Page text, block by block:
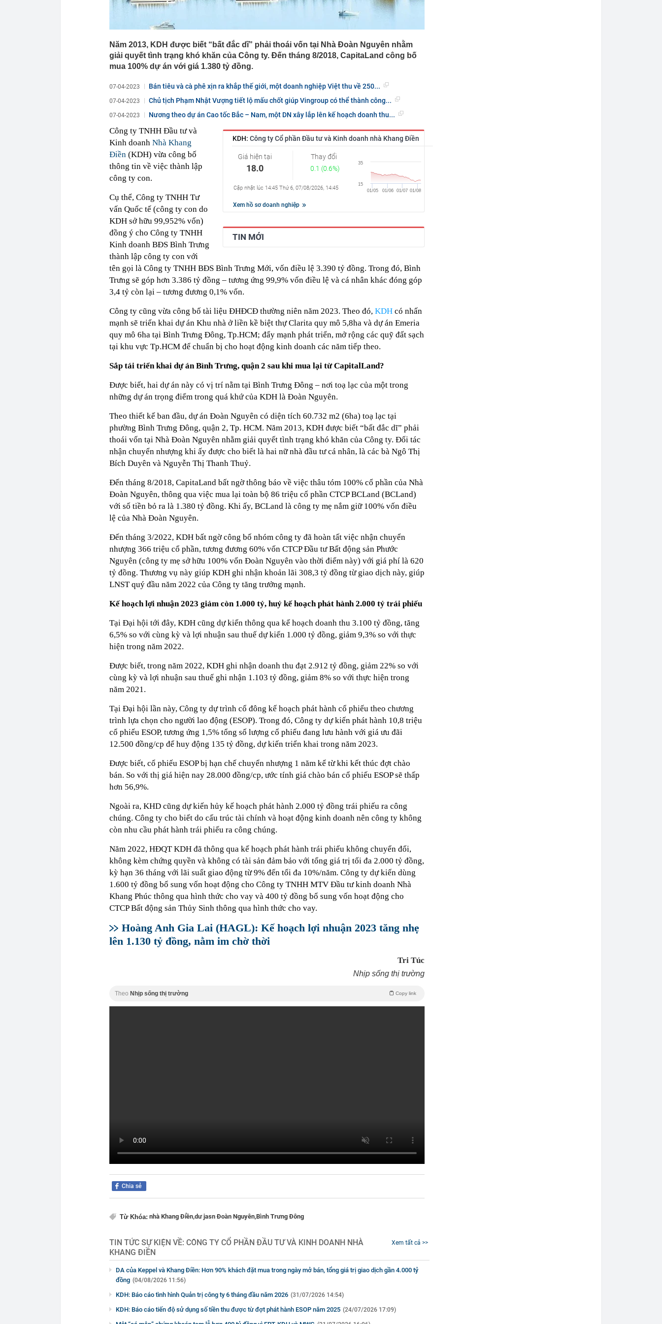
Năm 2013, KDH được biết “bất đắc dĩ” phải thoái vốn tại Nhà Đoàn Nguyên nhằm
giải quyết tình trạng khó khăn của Công ty. Đến tháng 8/2018, CapitaLand công bố
mua 100% dự án với giá 1.380 tỷ đồng.
07-04-2023 Bán tiêu và cà phê xịn ra khắp thế giới, một doanh nghiệp Việt thu về 250...
07-04-2023 Chủ tịch Phạm Nhật Vượng tiết lộ mấu chốt giúp Vingroup có thể thành công...
07-04-2023 Nương theo dự án Cao tốc Bắc – Nam, một DN xây lắp lên kế hoạch doanh thu...
KDH: Công ty Cổ phần Đầu tư và Kinh doanh nhà Khang Điền
Giá hiện tại
18.0
Thay đổi
0.1 (0.6%)
Cập nhật lúc 14:45 Thứ 6, 07/08/2026, 14:45
Xem hồ sơ doanh nghiệp
TIN MỚI
Công ty TNHH Đầu tư và
Kinh doanh Nhà Khang
Điền (KDH) vừa công bố
thông tin về việc thành lập
công ty con.
Cụ thể, Công ty TNHH Tư
vấn Quốc tế (công ty con do
KDH sở hữu 99,952% vốn)
đồng ý cho Công ty TNHH
Kinh doanh BĐS Bình Trưng
thành lập công ty con với
tên gọi là Công ty TNHH BĐS Bình Trưng Mới, vốn điều lệ 3.390 tỷ đồng. Trong đó, Bình
Trưng sẽ góp hơn 3.386 tỷ đồng – tương ứng 99,9% vốn điều lệ và cá nhân khác đóng góp
3,4 tỷ còn lại – tương đương 0,1% vốn.
Công ty cũng vừa công bố tài liệu ĐHĐCĐ thường niên năm 2023. Theo đó, KDH có nhấn
mạnh sẽ triển khai dự án Khu nhà ở liền kề biệt thự Clarita quy mô 5,8ha và dự án Emeria
quy mô 6ha tại Bình Trưng Đông, Tp.HCM; đẩy mạnh phát triển, mở rộng các quỹ đất sạch
tại khu vực Tp.HCM để chuẩn bị cho hoạt động kinh doanh các năm tiếp theo.
Sắp tái triển khai dự án Bình Trưng, quận 2 sau khi mua lại từ CapitalLand?
Được biết, hai dự án này có vị trí nằm tại Bình Trưng Đông – nơi toạ lạc của một trong
những dự án trọng điểm trong quá khứ của KDH là Đoàn Nguyên.
Theo thiết kế ban đầu, dự án Đoàn Nguyên có diện tích 60.732 m2 (6ha) toạ lạc tại
phường Bình Trưng Đông, quận 2, Tp. HCM. Năm 2013, KDH được biết “bất đắc dĩ” phải
thoái vốn tại Nhà Đoàn Nguyên nhằm giải quyết tình trạng khó khăn của Công ty. Đối tác
nhận chuyển nhượng khi ấy được cho biết là hai nữ nhà đầu tư cá nhân, là các bà Ngô Thị
Bích Duyên và Nguyễn Thị Thanh Thuỷ.
Đến tháng 8/2018, CapitaLand bất ngờ thông báo về việc thâu tóm 100% cổ phần của Nhà
Đoàn Nguyên, thông qua việc mua lại toàn bộ 86 triệu cổ phần CTCP BCLand (BCLand)
với số tiền bỏ ra là 1.380 tỷ đồng. Khi ấy, BCLand là công ty mẹ nắm giữ 100% vốn điều
lệ của Nhà Đoàn Nguyên.
Đến tháng 3/2022, KDH bất ngờ công bố nhóm công ty đã hoàn tất việc nhận chuyển
nhượng 366 triệu cổ phần, tương đương 60% vốn CTCP Đầu tư Bất động sản Phước
Nguyên (công ty mẹ sở hữu 100% vốn Đoàn Nguyên vào thời điểm này) với giá phí là 620
tỷ đồng. Thương vụ này giúp KDH ghi nhận khoản lãi 308,3 tỷ đồng từ giao dịch này, giúp
LNST quý đầu năm 2022 của Công ty tăng trưởng mạnh.
Kế hoạch lợi nhuận 2023 giảm còn 1.000 tỷ, huỷ kế hoạch phát hành 2.000 tỷ trái phiếu
Tại Đại hội tới đây, KDH cũng dự kiến thông qua kế hoạch doanh thu 3.100 tỷ đồng, tăng
6,5% so với cùng kỳ và lợi nhuận sau thuế dự kiến 1.000 tỷ đồng, giảm 9,3% so với thực
hiện trong năm 2022.
Được biết, trong năm 2022, KDH ghi nhận doanh thu đạt 2.912 tỷ đồng, giảm 22% so với
cùng kỳ và lợi nhuận sau thuế ghi nhận 1.103 tỷ đồng, giảm 8% so với thực hiện trong
năm 2021.
Tại Đại hội lần này, Công ty dự trình cổ đông kế hoạch phát hành cổ phiếu theo chương
trình lựa chọn cho người lao động (ESOP). Trong đó, Công ty dự kiến phát hành 10,8 triệu
cổ phiếu ESOP, tương ứng 1,5% tổng số lượng cổ phiếu đang lưu hành với giá ưu đãi
12.500 đồng/cp để huy động 135 tỷ đồng, dự kiến triển khai trong năm 2023.
Được biết, cổ phiếu ESOP bị hạn chế chuyển nhượng 1 năm kể từ khi kết thúc đợt chào
bán. So với thị giá hiện nay 28.000 đồng/cp, ước tính giá chào bán cổ phiếu ESOP sẽ thấp
hơn 56,9%.
Ngoài ra, KHD cũng dự kiến hủy kế hoạch phát hành 2.000 tỷ đồng trái phiếu ra công
chúng. Công ty cho biết do cấu trúc tài chính và hoạt động kinh doanh nên công ty không
còn nhu cầu phát hành trái phiếu ra công chúng.
Năm 2022, HĐQT KDH đã thông qua kế hoạch phát hành trái phiếu không chuyển đổi,
không kèm chứng quyền và không có tài sản đảm bảo với tổng giá trị tối đa 2.000 tỷ đồng,
kỳ hạn 36 tháng với lãi suất giao động từ 9% đến tối đa 10%/năm. Công ty dự kiến dùng
1.600 tỷ đồng bổ sung vốn hoạt động cho Công ty TNHH MTV Đầu tư kinh doanh Nhà
Khang Phúc thông qua hình thức cho vay và 400 tỷ đồng bổ sung vốn hoạt động cho
CTCP Bất động sản Thủy Sinh thông qua hình thức cho vay.
Hoàng Anh Gia Lai (HAGL): Kế hoạch lợi nhuận 2023 tăng nhẹ
lên 1.130 tỷ đồng, nằm im chờ thời
Tri Túc
Nhịp sống thị trường
Theo Nhịp sống thị trường Copy link
Chia sẻ
Từ Khóa: nhà Khang Điền,dư jasn Đoàn Nguyên,Bình Trưng Đông
TIN TỨC SỰ KIỆN VỀ: CÔNG TY CỔ PHẦN ĐẦU TƯ VÀ KINH DOANH NHÀ
KHANG ĐIỀN
Xem tất cả >>
DA của Keppel và Khang Điền: Hơn 90% khách đặt mua trong ngày mở bán, tổng giá trị giao dịch gần 4.000 tỷ
đồng (04/08/2026 11:56)
KDH: Báo cáo tình hình Quản trị công ty 6 tháng đầu năm 2026 (31/07/2026 14:54)
KDH: Báo cáo tiến độ sử dụng số tiền thu được từ đợt phát hành ESOP năm 2025 (24/07/2026 17:09)